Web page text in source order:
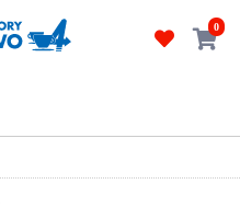
0